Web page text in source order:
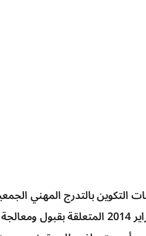
بالتدرج المهني
رقم 377 بتاريخ 13 فبراير 2014